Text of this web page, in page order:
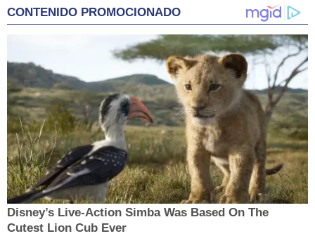
CONTENIDO PROMOCIONADO
Disney’s Live-Action Simba Was Based On The
Cutest Lion Cub Ever